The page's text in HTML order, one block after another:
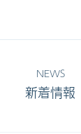
新着情報